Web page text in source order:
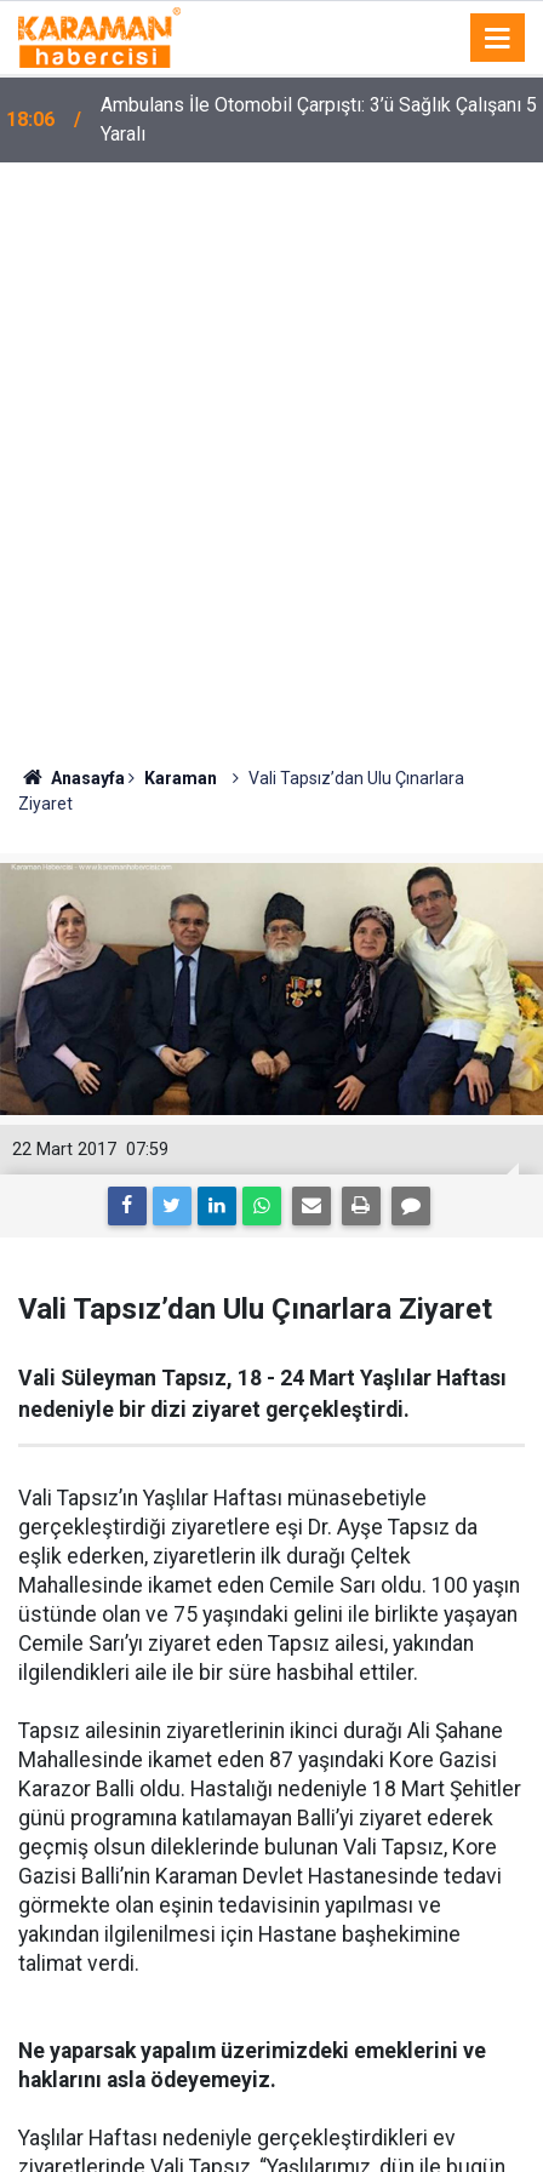
18:06
Ambulans İle Otomobil Çarpıştı: 3’ü Sağlık Çalışanı 5
Yaralı
Anasayfa Karaman
Vali Tapsız’dan Ulu Çınarlara
Ziyaret
07:59
22 Mart 2017
Vali Tapsız’dan Ulu Çınarlara Ziyaret
Vali Süleyman Tapsız, 18 - 24 Mart Yaşlılar Haftası
nedeniyle bir dizi ziyaret gerçekleştirdi.
Vali Tapsız’ın Yaşlılar Haftası münasebetiyle
gerçekleştirdiği ziyaretlere eşi Dr. Ayşe Tapsız da
eşlik ederken, ziyaretlerin ilk durağı Çeltek
Mahallesinde ikamet eden Cemile Sarı oldu. 100 yaşın
üstünde olan ve 75 yaşındaki gelini ile birlikte yaşayan
Cemile Sarı’yı ziyaret eden Tapsız ailesi, yakından
ilgilendikleri aile ile bir süre hasbihal ettiler.
Tapsız ailesinin ziyaretlerinin ikinci durağı Ali Şahane
Mahallesinde ikamet eden 87 yaşındaki Kore Gazisi
Karazor Balli oldu. Hastalığı nedeniyle 18 Mart Şehitler
günü programına katılamayan Balli’yi ziyaret ederek
geçmiş olsun dileklerinde bulunan Vali Tapsız, Kore
Gazisi Balli’nin Karaman Devlet Hastanesinde tedavi
görmekte olan eşinin tedavisinin yapılması ve
yakından ilgilenilmesi için Hastane başhekimine
talimat verdi.
Ne yaparsak yapalım üzerimizdeki emeklerini ve
haklarını asla ödeyemeyiz.
Yaşlılar Haftası nedeniyle gerçekleştirdikleri ev
ziyaretlerinde Vali Tapsız, “Yaşlılarımız, dün ile bugün